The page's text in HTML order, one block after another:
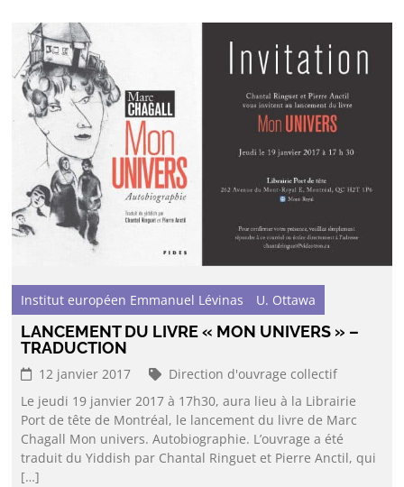
Institut européen Emmanuel Lévinas U. Ottawa
LANCEMENT DU LIVRE « MON UNIVERS » –
TRADUCTION
12 janvier 2017
Direction d'ouvrage collectif
Le jeudi 19 janvier 2017 à 17h30, aura lieu à la Librairie
Port de tête de Montréal, le lancement du livre de Marc
Chagall Mon univers. Autobiographie. L’ouvrage a été
traduit du Yiddish par Chantal Ringuet et Pierre Anctil, qui
[…]